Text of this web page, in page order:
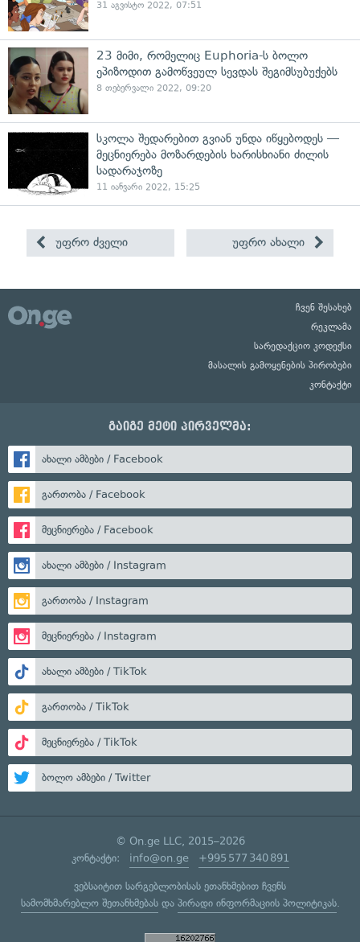
31 აგვისტო 2022, 07:51
23 მიმი, რომელიც Euphoria-ს ბოლო
ეპიზოდით გამოწვეულ სევდას შეგიმსუბუქებს
8 თებერვალი 2022, 09:20
სკოლა შედარებით გვიან უნდა იწყებოდეს —
მეცნიერება მოზარდების ხარისხიანი ძილის
სადარაჯოზე
11 იანვარი 2022, 15:25
უფრო ძველი უფრო ახალი
ჩვენ შესახებ
რეკლამა
სარედაქციო კოდექსი
მასალის გამოყენების პირობები
კონტაქტი
გაიგე მეტი პირველმა:
ახალი ამბები / Facebook
გართობა / Facebook
მეცნიერება / Facebook
ახალი ამბები / Instagram
გართობა / Instagram
მეცნიერება / Instagram
ახალი ამბები / TikTok
გართობა / TikTok
მეცნიერება / TikTok
ბოლო ამბები / Twitter
© On.ge LLC, 2015–2026
კონტაქტი: info@on.ge +995 577 340 891
ვებსაიტით სარგებლობისას ეთანხმებით ჩვენს
სამომხმარებლო შეთანხმებასდა პირადი ინფორმაციის პოლიტიკას.